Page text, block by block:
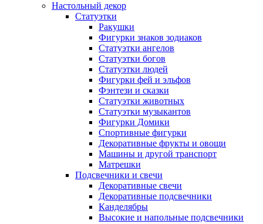
Настольный декор
Статуэтки
Ракушки
Фигурки знаков зодиаков
Статуэтки ангелов
Статуэтки богов
Статуэтки людей
Фигурки фей и эльфов
Фэнтези и сказки
Статуэтки животных
Статуэтки музыкантов
Фигурки Домики
Спортивные фигурки
Декоративные фрукты и овощи
Машины и другой транспорт
Матрешки
Подсвечники и свечи
Декоративные свечи
Декоративные подсвечники
Канделябры
Высокие и напольные подсвечники